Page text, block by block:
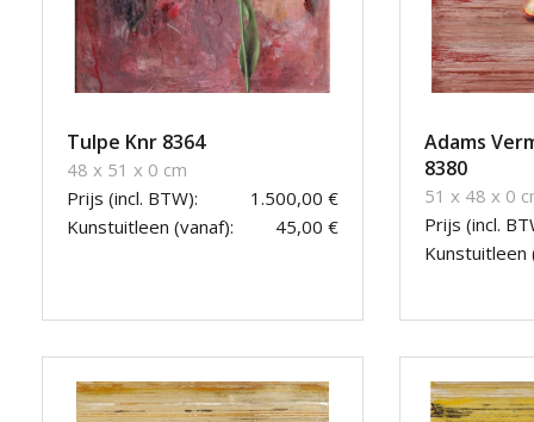
Tulpe Knr 8364
48 x 51 x 0 cm
Prijs (incl. BTW):
1.500,00 €
Kunstuitleen (vanaf):
45,00 €
Adams
8380
51 x 48 x 0
Prijs (incl.
Kunstuitleen